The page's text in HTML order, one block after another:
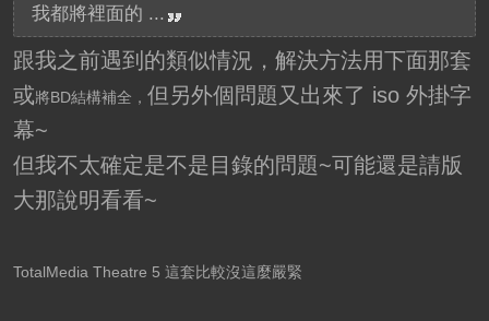
我都將裡面的 ...
跟我之前遇到的類似情況，解決方法用下面那套
或將BD結構補全， 但另外個問題又出來了 iso 外掛字
幕~
但我不太確定是不是目錄的問題~可能還是請版
大那說明看看~
TotalMedia Theatre 5 這套比較沒這麼嚴緊